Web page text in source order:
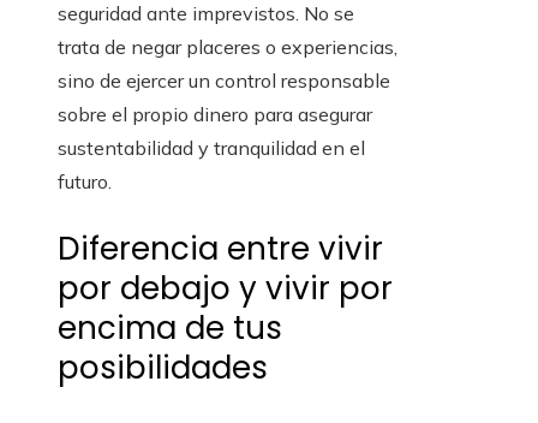
seguridad ante imprevistos. No se
trata de negar placeres o experiencias,
sino de ejercer un control responsable
sobre el propio dinero para asegurar
sustentabilidad y tranquilidad en el
futuro.
Diferencia entre vivir
por debajo y vivir por
encima de tus
posibilidades